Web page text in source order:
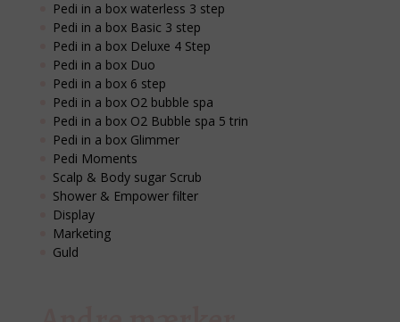
Pedi in a box waterless 3 step
Pedi in a box Basic 3 step
Pedi in a box Deluxe 4 Step
Pedi in a box Duo
Pedi in a box 6 step
Pedi in a box O2 bubble spa
Pedi in a box O2 Bubble spa 5 trin
Pedi in a box Glimmer
Pedi Moments
Scalp & Body sugar Scrub
Shower & Empower filter
Display
Marketing
Guld